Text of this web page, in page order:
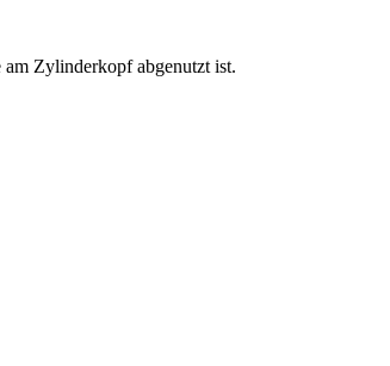
Zylinderkopf abgenutzt ist.